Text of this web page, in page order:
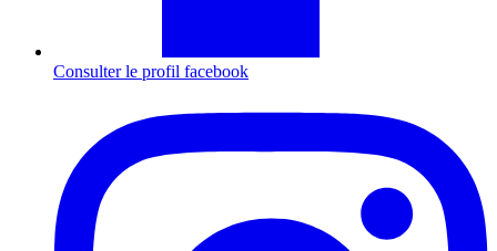
Consulter le profil facebook